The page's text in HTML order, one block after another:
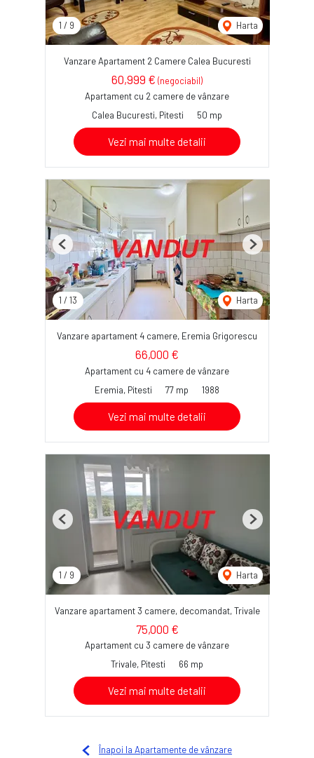
1 / 9 Harta
Vanzare Apartament 2 Camere Calea Bucuresti
60,999 € (negociabil)
Apartament cu 2 camere de vânzare
Calea Bucuresti, Pitesti
50 mp
Vezi mai multe detalii
1 / 13 Harta
Previous Next
Vanzare apartament 4 camere, Eremia Grigorescu
66,000 €
Apartament cu 4 camere de vânzare
Eremia, Pitesti
77 mp 1988
Vezi mai multe detalii
1 / 9 Harta
Previous Next
Vanzare apartament 3 camere, decomandat, Trivale
75,000 €
Apartament cu 3 camere de vânzare
Trivale, Pitesti
66 mp
Vezi mai multe detalii
Înapoi la Apartamente de vânzare